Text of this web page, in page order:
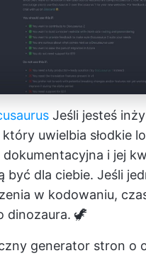
Jeśli jesteś
uwielbia słodkie
i jej
być dla ciebie. Jeśli
w kodowaniu,
dinozaura. 🦖
generator stron o